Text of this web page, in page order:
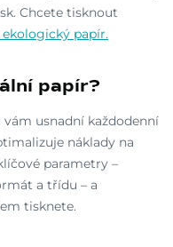
Chcete tisknout
papír.
papír?
usnadní každodenní
náklady na
parametry –
a třídu – a
tisknete.